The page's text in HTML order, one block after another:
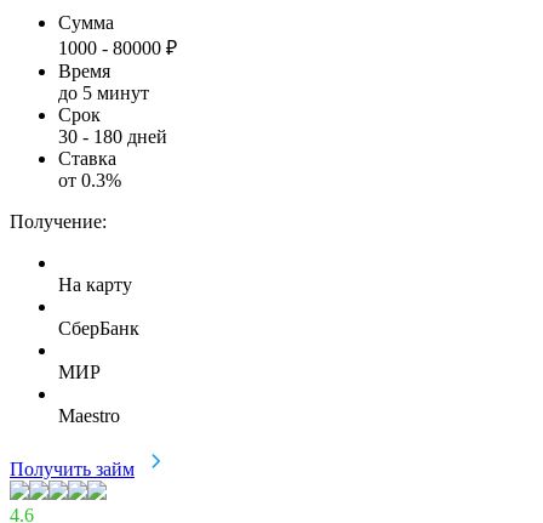
Сумма
1000 - 80000 ₽
Время
до 5 минут
Срок
30 - 180 дней
Ставка
от 0.3%
Получение:
На карту
СберБанк
МИР
Maestro
Получить займ
4.6